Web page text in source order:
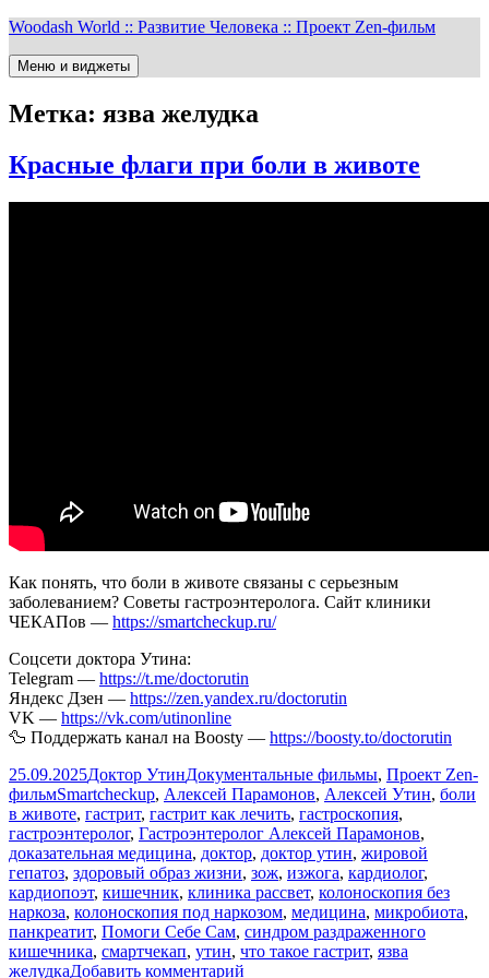
Перейти
содержимому
Woodash World :: Развитие Человека :: Проект Zen-фильм
Меню и виджеты
Метка: язва желудка
Красные флаги при боли в животе
Как понять, что боли в животе связаны с серьезным
заболеванием? Советы гастроэнтеролога. Сайт клиники
ЧЕКАПов — https://smartcheckup.ru/
Соцсети доктора Утина:
Telegram — https://t.me/doctorutin
Яндекс Дзен — https://zen.yandex.ru/doctorutin
VK — https://vk.com/utinonline
🦆 Поддержать канал на Boosty — https://boosty.to/doctorutin
Опубликовано
25.09.2025Автор
Доктор УтинРубрики
Документальные фильмы, Проект Zen-
фильмМетки
Smartcheckup, Алексей Парамонов, Алексей Утин, боли
в животе, гастрит, гастрит как лечить, гастроскопия,
гастроэнтеролог, Гастроэнтеролог Алексей Парамонов,
доказательная медицина, доктор, доктор утин, жировой
гепатоз, здоровый образ жизни, зож, изжога, кардиолог,
кардиопоэт, кишечник, клиника рассвет, колоноскопия без
наркоза, колоноскопия под наркозом, медицина, микробиота,
панкреатит, Помоги Себе Сам, синдром раздраженного
кишечника, смартчекап, утин, что такое гастрит, язва
желудкаДобавить комментарий